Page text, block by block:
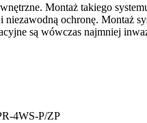
Montaż takiego
niezawodną ochronę. Montaż
są wówczas najmniej
4WS-P/ZP